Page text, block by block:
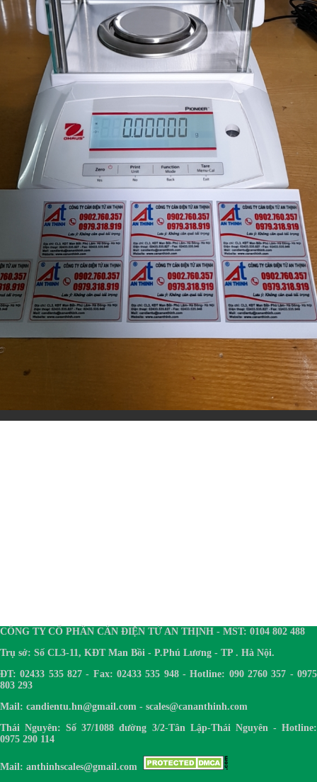
CÔNG TY CỔ PHẦN CÂN ĐIỆN TỬ AN THỊNH - MST: 0104 802 488
Trụ sở: Số CL3-11, KĐT Man Bồi - P.Phú Lương - TP . Hà Nội.
ĐT: 02433 535 827 - Fax: 02433 535 948 - Hotline: 090 2760 357 - 0975
803 293
Mail: candientu.hn@gmail.com - scales@cananthinh.com
Thái Nguyên: Số 37/1088 đường 3/2-Tân Lập-Thái Nguyên - Hotline:
0975 290 114
Mail: anthinhscales@gmail.com